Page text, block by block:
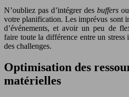
N’oubliez pas d’intégrer des buffers
votre planification. Les imprévus sont
d’événements, et avoir un peu de
faire toute la différence entre un stress
des challenges.
Optimisation des
matérielles